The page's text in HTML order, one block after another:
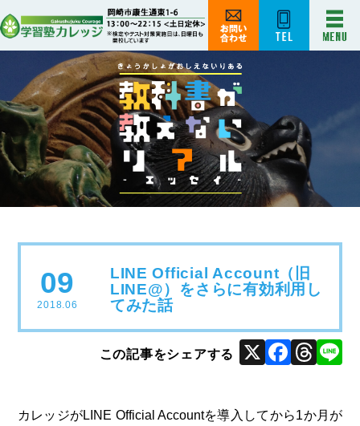
09
2018.06
LINE Official Account（旧
LINE@）をさらに有効利用し
てみた話
X
カレッジがLINE Official Accountを導入してから1か月が